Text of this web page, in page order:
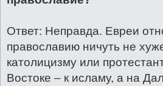
Ответ: Неправда. Евреи
православию ничуть не
католицизму или
Востоке – к исламу, а на